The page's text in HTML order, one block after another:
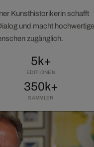
Kunsthistorikerin schafft
und macht hochwertige
zugänglich.
5k+
EDITIONEN
350k+
SAMMLER